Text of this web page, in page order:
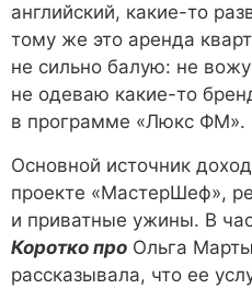
английский, какие-то
тому же это аренда
не сильно балую: не
не одеваю какие-то
в программе «Люкс ФМ».
Основной источник
проекте «МастерШеф»,
и приватные ужины. В
Коротко про Ольга
рассказывала, что ее